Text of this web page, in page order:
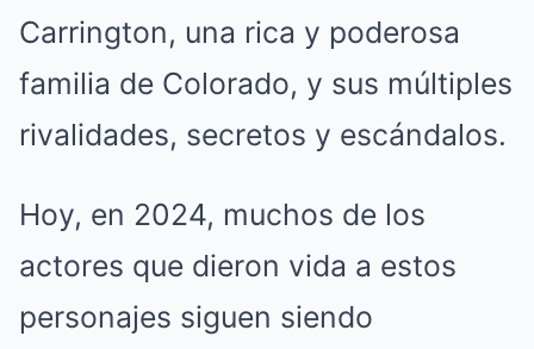
Carrington, una rica y poderosa
familia de Colorado, y sus múltiples
rivalidades, secretos y escándalos.
Hoy, en 2024, muchos de los
actores que dieron vida a estos
personajes siguen siendo